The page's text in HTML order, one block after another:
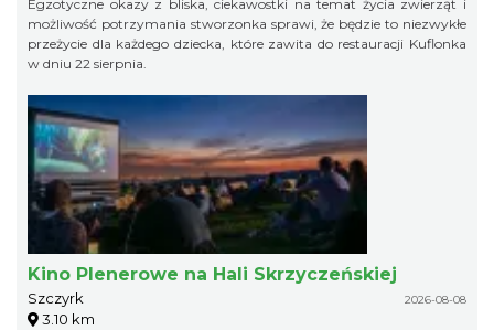
Egzotyczne okazy z bliska, ciekawostki na temat życia zwierząt i
możliwość potrzymania stworzonka sprawi, że będzie to niezwykłe
przeżycie dla każdego dziecka, które zawita do restauracji Kuflonka
w dniu 22 sierpnia.
Kino Plenerowe na Hali Skrzyczeńskiej
Szczyrk 2026-08-08
3.10 km